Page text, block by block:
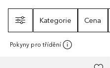
Kategorie
Cena
Pokyny pro třídění